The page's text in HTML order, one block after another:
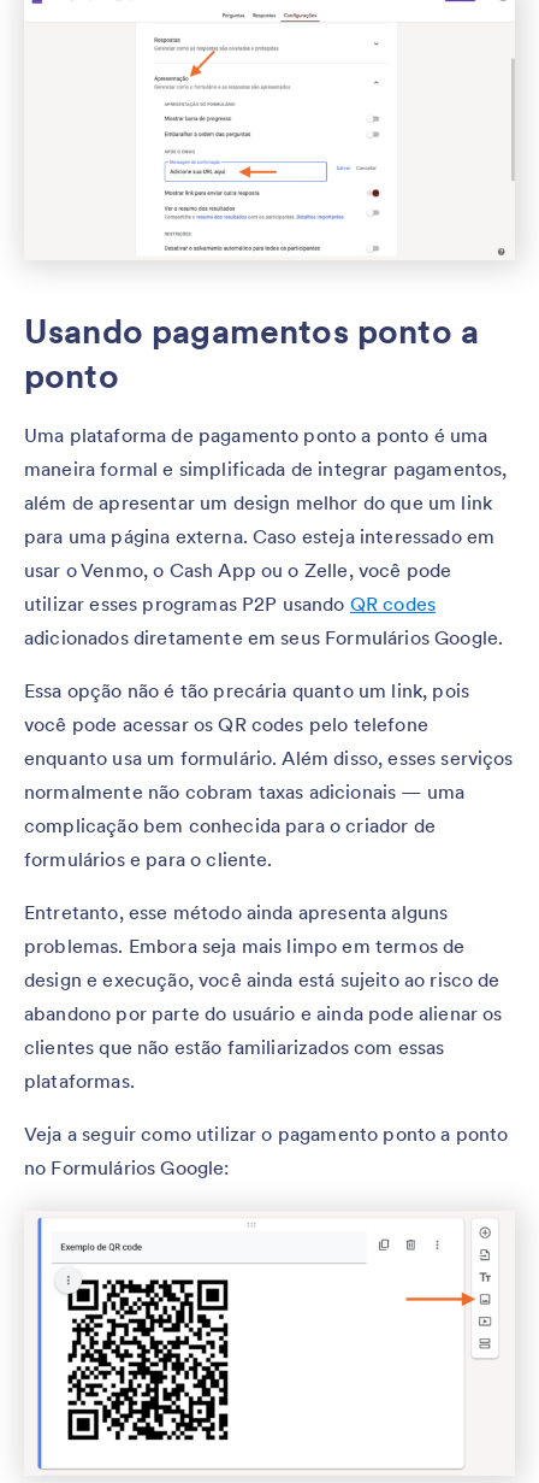
Usando pagamentos ponto a
ponto
Uma plataforma de pagamento ponto a ponto é uma
maneira formal e simplificada de integrar pagamentos,
além de apresentar um design melhor do que um link
para uma página externa. Caso esteja interessado em
usar o Venmo, o Cash App ou o Zelle, você pode
utilizar esses programas P2P usando QR codes
adicionados diretamente em seus Formulários Google.
Essa opção não é tão precária quanto um link, pois
você pode acessar os QR codes pelo telefone
enquanto usa um formulário. Além disso, esses serviços
normalmente não cobram taxas adicionais — uma
complicação bem conhecida para o criador de
formulários e para o cliente.
Entretanto, esse método ainda apresenta alguns
problemas. Embora seja mais limpo em termos de
design e execução, você ainda está sujeito ao risco de
abandono por parte do usuário e ainda pode alienar os
clientes que não estão familiarizados com essas
plataformas.
Veja a seguir como utilizar o pagamento ponto a ponto
no Formulários Google: